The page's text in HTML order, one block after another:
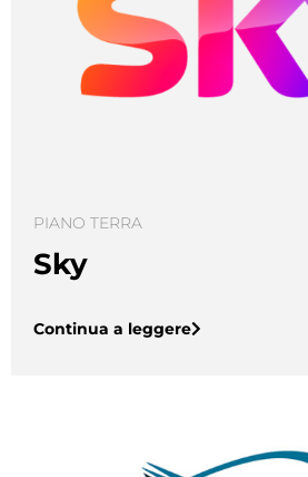
PIANO TERRA
Sky
Continua a leggere